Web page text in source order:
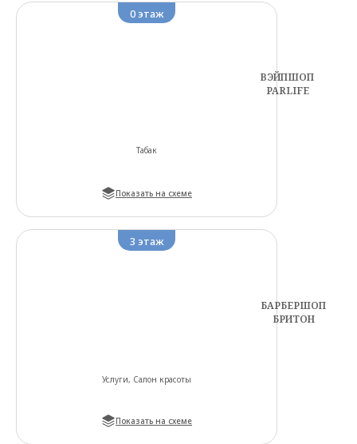
0этаж
ВЭЙПШОП
PARLIFE
Табак
Показать на схеме
3 этаж
БАРБЕРШОП
БРИТОН
Услуги, Салон красоты
Показать на схеме